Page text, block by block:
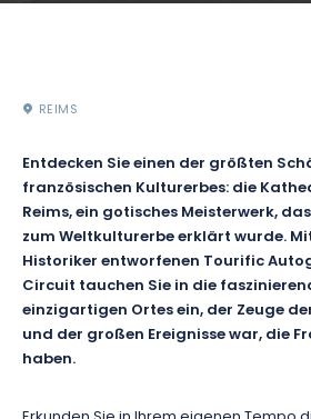
REIMS
Entdecken Sie einen der größten
französischen Kulturerbes: die
Reims, ein gotisches Meisterwerk,
zum Weltkulturerbe erklärt wurde.
Historiker entworfenen Tourific
Circuit tauchen Sie in die
einzigartigen Ortes ein, der Zeuge
und der großen Ereignisse war, die
haben.